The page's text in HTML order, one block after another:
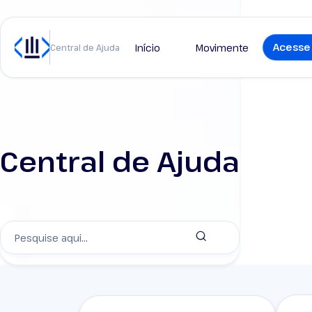
Central de Ajuda
Central de Ajuda Início Movimente